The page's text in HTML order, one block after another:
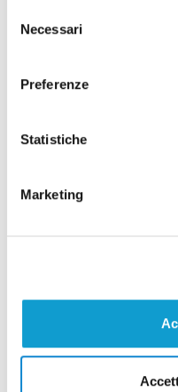
delNecessari
Preferenze
Statistiche
Marketing